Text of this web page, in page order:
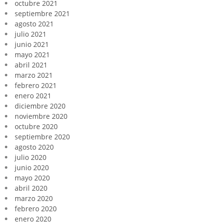
octubre 2021
septiembre 2021
agosto 2021
julio 2021
junio 2021
mayo 2021
abril 2021
marzo 2021
febrero 2021
enero 2021
diciembre 2020
noviembre 2020
octubre 2020
septiembre 2020
agosto 2020
julio 2020
junio 2020
mayo 2020
abril 2020
marzo 2020
febrero 2020
enero 2020